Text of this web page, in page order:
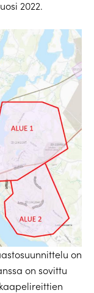
2022.
on
on sovittu